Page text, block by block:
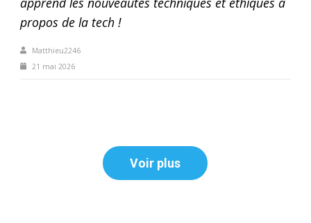
propos de la tech !
Matthieu2246
21 mai 2026
Voir plus